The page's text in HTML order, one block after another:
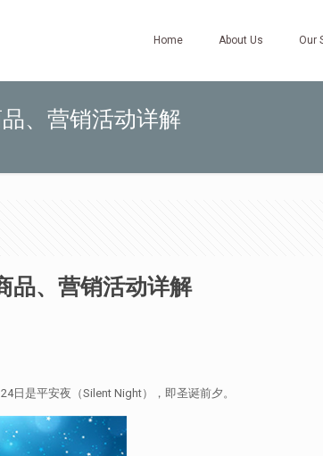
Home About Us Our
、营销活动详解
品、营销活动详解
日是平安夜（Silent Night），即圣诞前夕。